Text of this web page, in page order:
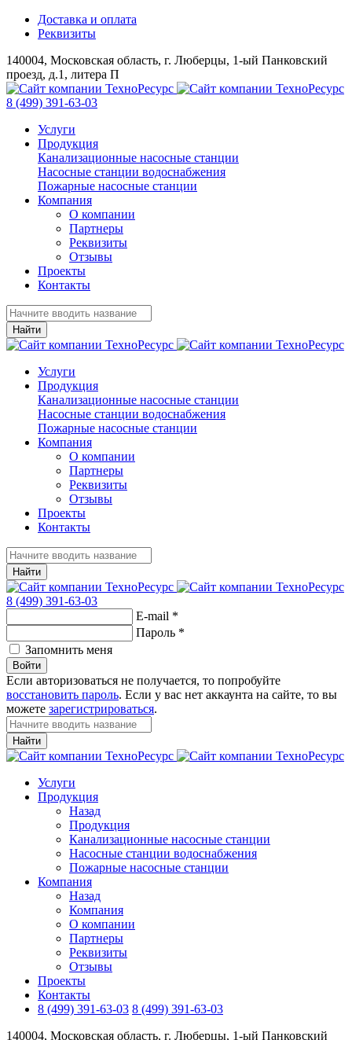
Доставка и оплата
Реквизиты
140004, Московская область, г. Люберцы, 1-ый Панковский
проезд, д.1, литера П
8 (499) 391-63-03
Услуги
Продукция
Канализационные насосные станции
Насосные станции водоснабжения
Пожарные насосные станции
Компания
О компании
Партнеры
Реквизиты
Отзывы
Проекты
Контакты
Найти
Услуги
Продукция
Канализационные насосные станции
Насосные станции водоснабжения
Пожарные насосные станции
Компания
О компании
Партнеры
Реквизиты
Отзывы
Проекты
Контакты
Найти
8 (499) 391-63-03
E-mail *
Пароль *
Запомнить меня
Войти
Если авторизоваться не получается, то попробуйте
восстановить пароль. Если у вас нет аккаунта на сайте, то вы
можете зарегистрироваться.
Найти
Услуги
Продукция
Назад
Продукция
Канализационные насосные станции
Насосные станции водоснабжения
Пожарные насосные станции
Компания
Назад
Компания
О компании
Партнеры
Реквизиты
Отзывы
Проекты
Контакты
8 (499) 391-63-03 8 (499) 391-63-03
140004, Московская область, г. Люберцы, 1-ый Панковский